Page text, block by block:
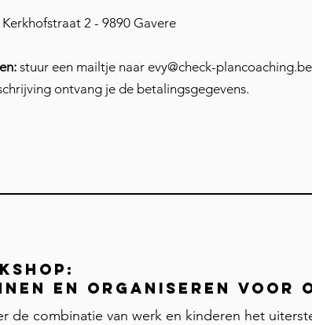
Kerkhofstraat 2 - 9890 Gavere
stuur een mailtje naar evy@check-plancoaching.be
ontvang je de betalingsgegevens.
en organiseren voor
de combinatie van werk en kinderen het